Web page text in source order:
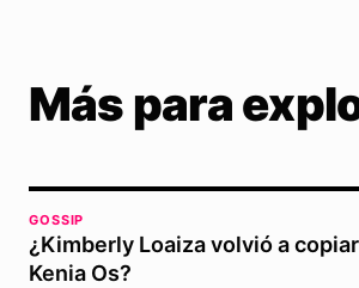
Más para
GOSSIP
¿Kimberly Loaiza volvió a
Kenia Os?